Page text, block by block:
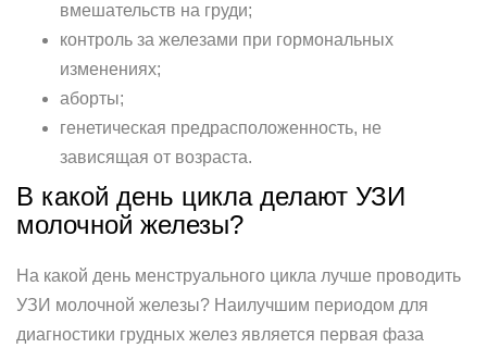
вмешательств на груди;
контроль за железами при гормональных
изменениях;
аборты;
генетическая предрасположенность, не
зависящая от возраста.
В какой день цикла делают УЗИ
молочной железы?
На какой день менструального цикла лучше проводить
УЗИ молочной железы? Наилучшим периодом для
диагностики грудных желез является первая фаза